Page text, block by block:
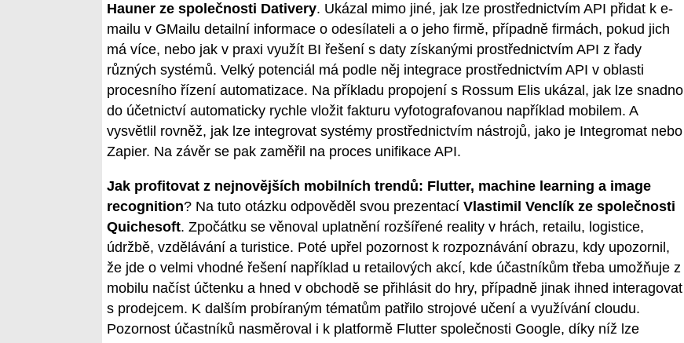
Hauner ze společnosti Dativery. Ukázal mimo jiné, jak lze prostřednictvím API přidat k e-
mailu v GMailu detailní informace o odesílateli a o jeho firmě, případně firmách, pokud jich
má více, nebo jak v praxi využít BI řešení s daty získanými prostřednictvím API z řady
různých systémů. Velký potenciál má podle něj integrace prostřednictvím API v oblasti
procesního řízení automatizace. Na příkladu propojení s Rossum Elis ukázal, jak lze snadno
do účetnictví automaticky rychle vložit fakturu vyfotografovanou například mobilem. A
vysvětlil rovněž, jak lze integrovat systémy prostřednictvím nástrojů, jako je Integromat nebo
Zapier. Na závěr se pak zaměřil na proces unifikace API.
Jak profitovat z nejnovějších mobilních trendů: Flutter, machine learning a image
recognition? Na tuto otázku odpověděl svou prezentací Vlastimil Venclík ze společnosti
Quichesoft. Zpočátku se věnoval uplatnění rozšířené reality v hrách, retailu, logistice,
údržbě, vzdělávání a turistice. Poté upřel pozornost k rozpoznávání obrazu, kdy upozornil,
že jde o velmi vhodné řešení například u retailových akcí, kde účastníkům třeba umožňuje z
mobilu načíst účtenku a hned v obchodě se přihlásit do hry, případně jinak ihned interagovat
s prodejcem. K dalším probíraným tématům patřilo strojové učení a využívání cloudu.
Pozornost účastníků nasměroval i k platformě Flutter společnosti Google, díky níž lze